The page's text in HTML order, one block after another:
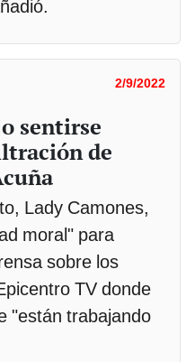
2/9/2022
sentirse
de
Lady Camones,
moral" para
sobre los
TV donde
"están trabajando